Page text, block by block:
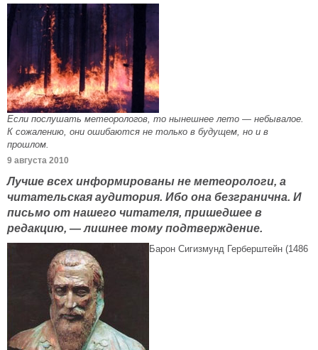
Если послушать метеорологов, то нынешнее лето — небывалое.
К сожалению, они ошибаются не только в будущем, но и в
прошлом.
9 августа 2010
Лучше всех информированы не метеорологи, а
читательская аудитория. Ибо она безгранична. И
письмо от нашего читателя, пришедшее в
редакцию, — лишнее тому подтверждение.
Барон Сигизмунд Герберштейн (1486